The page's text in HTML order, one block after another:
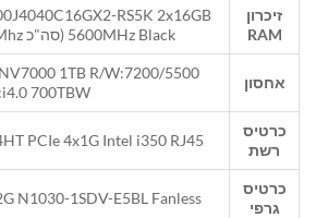
זיכרון
RAM
RS5K 2x16GB
5600MHz Black (סה"כ 32GB @5600Mhz)
אחסון
1TB R/W:7200/5500
700TBW
כרטיס
רשת
PCIe 4x1G Intel i350 RJ45
כרטיס
גרפי
N1030-1SDV-E5BL Fanless